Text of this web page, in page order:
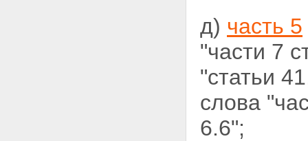
д) часть 5
"части 7
"статьи
слова
6.6";